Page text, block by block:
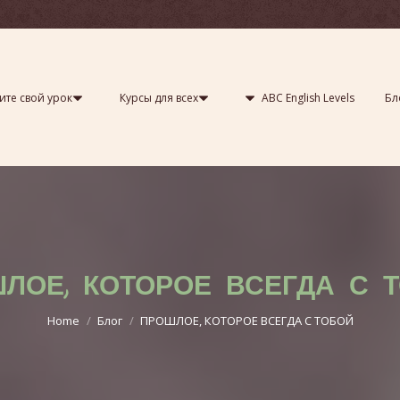
свой урок Курсы для всех ABC English Levels
КОТОРОЕ ВСЕГДА С
You are here:
Home Блог ПРОШЛОЕ, КОТОРОЕ ВСЕГДА С ТОБОЙ
всех ABC English Levels Блог Преподаватель и